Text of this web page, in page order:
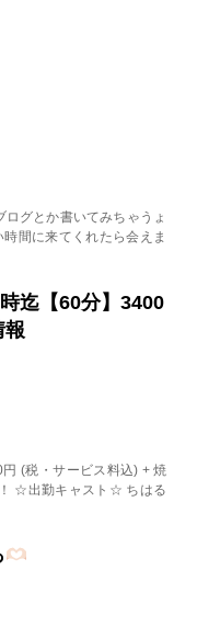
グとか書いてみちゃうょ
間に来てくれたら会えま
迄【60分】3400
報
(税・サービス料込) + 焼
☆出勤キャスト☆ ちはる